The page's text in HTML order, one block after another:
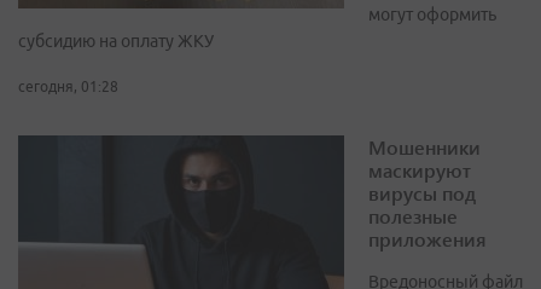
могут оформить
субсидию на оплату ЖКУ
сегодня, 01:28
Мошенники
маскируют
вирусы под
полезные
приложения
Вредоносный файл